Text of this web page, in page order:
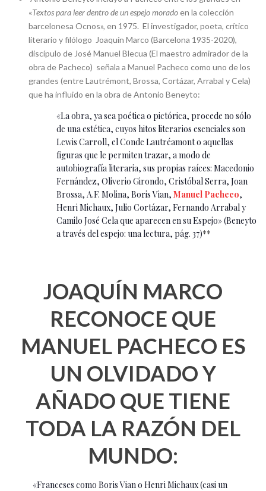
«Textos para leer dentro de un espejo moradoen la colección
barcelonesa Ocnos», en 1975. El investigador, poeta, crítico
literario y filólogo Joaquín Marco (Barcelona 1935-2020),
discípulo de José Manuel Blecua (El maestro admirador de la
obra de Pacheco) señala a Manuel Pacheco como uno de los
grandes (entre Lautrémont, Brossa, Cortázar, Arrabal y Cela)
que ha influido en la obra de Antonio Beneyto:
«La obra, ya sea poética o pictórica, procede no sólo
de una estética, cuyos hitos literarios esenciales son
Lewis Carroll, el Conde Lautréamont o aquellas
figuras que le permiten trazar, a modo de
autobiografía literaria, sus propias raíces: Macedonio
Fernández, Oliverio Girondo, Cristóbal Serra, Joan
Brossa, A.F. Molina, Boris Vian, Manuel Pacheco,
Henri Michaux, Julio Cortázar, Fernando Arrabal y
Camilo José Cela que aparecen en su Espejo» (Beneyto
a través del espejo: una lectura, pág. 37)**
JOAQUÍN MARCO
RECONOCE QUE
MANUEL PACHECO ES
UN OLVIDADO Y
AÑADO QUE TIENE
TODA LA RAZÓN DEL
MUNDO:
«Franceses como Boris Vian o Henri Michaux (casi un